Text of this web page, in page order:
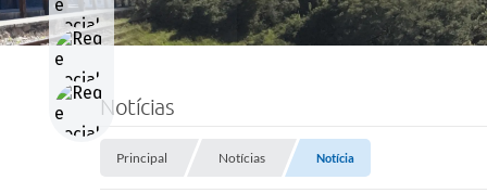
Notícias
Principal Notícias Notícia